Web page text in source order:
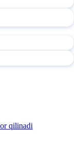
qilinadi